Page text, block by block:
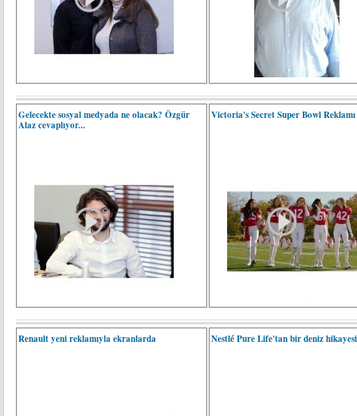
Gelecekte sosyal medyada ne olacak? Özgür
Alaz cevaplıyor...
Victoria's Secret Super Bowl
Renault yeni reklamıyla ekranlarda Nestlé Pure Life'tan bir deniz hikayesi